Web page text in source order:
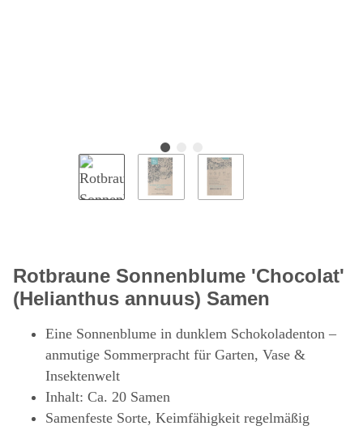
Rotbraune Sonnenblume 'Chocolat'
(Helianthus annuus) Samen
Eine Sonnenblume in dunklem Schokoladenton –
anmutige Sommerpracht für Garten, Vase &
Insektenwelt
Inhalt: Ca. 20 Samen
Samenfeste Sorte, Keimfähigkeit regelmäßig